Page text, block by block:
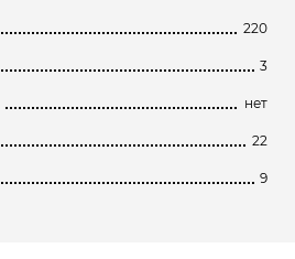
220
3
нет
22
9